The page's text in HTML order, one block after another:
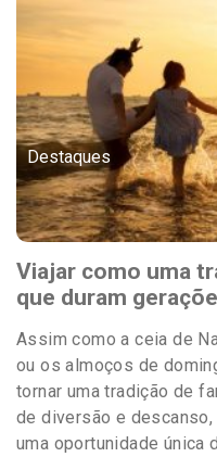
Destaques
Viajar como uma
que duram
Assim como a ceia de
ou os almoços de
tornar uma tradição de
de diversão e
uma oportunidade única